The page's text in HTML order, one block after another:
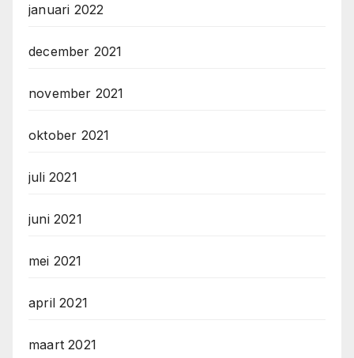
januari 2022
december 2021
november 2021
oktober 2021
juli 2021
juni 2021
mei 2021
april 2021
maart 2021